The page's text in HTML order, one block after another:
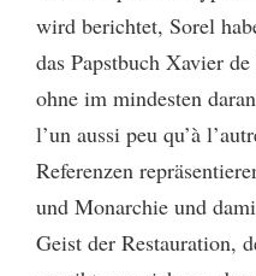
wird berichtet, Sorel
das Papstbuch Xavier
ohne im mindesten
l’un aussi peu qu’à
Referenzen
und Monarchie und
Geist der Restauration,